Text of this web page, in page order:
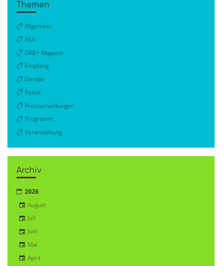
Themen
Allgemein
ASA
DAB+ Magazin
Empfang
Geräte
Politik
Pressemeldungen
Programm
Veranstaltung
Archiv
2026
August
Juli
Juni
Mai
April